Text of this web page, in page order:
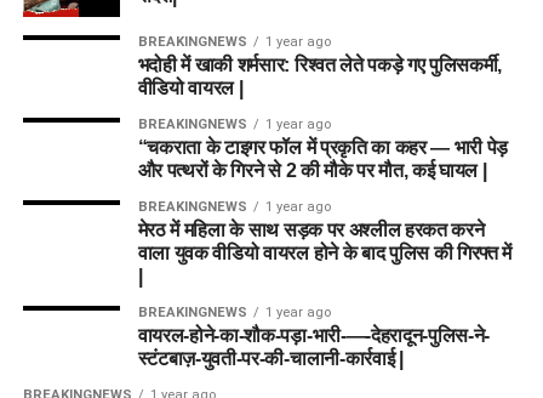
BREAKINGNEWS 1 year ago
भदोही में खाकी शर्मसार: रिश्वत लेते पकड़े गए पुलिसकर्मी,
वीडियो वायरल |
BREAKINGNEWS 1 year ago
“चकराता के टाइगर फॉल में प्रकृति का कहर — भारी पेड़
और पत्थरों के गिरने से 2 की मौके पर मौत, कई घायल |
BREAKINGNEWS 1 year ago
मेरठ में महिला के साथ सड़क पर अश्लील हरकत करने
वाला युवक वीडियो वायरल होने के बाद पुलिस की गिरफ्त में
BREAKINGNEWS 1 year ago
वायरल-होने-का-शौक-पड़ा-भारी-—-देहरादून-पुलिस-ने-
स्टंटबाज़-युवती-पर-की-चालानी-कार्रवाई |
BREAKINGNEWS 1 year ago